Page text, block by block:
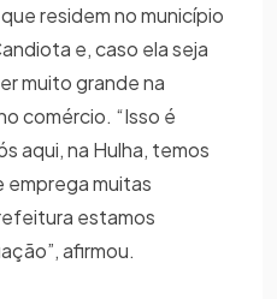
residem no município
e, caso ela seja
muito grande na
comércio. “Isso é
aqui, na Hulha, temos
emprega muitas
estamos
afirmou.